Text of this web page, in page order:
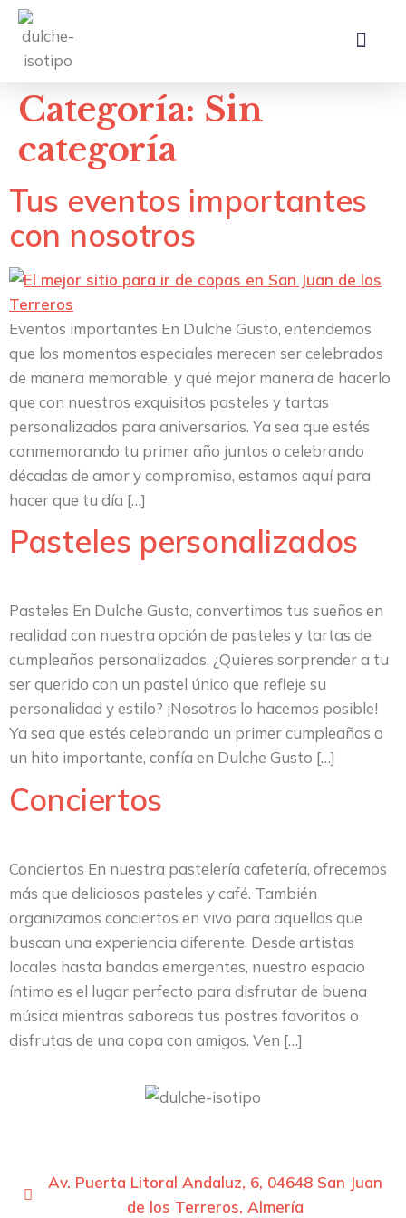
Categoría: Sin
categoría
Tus eventos importantes
con nosotros
Eventos importantes En Dulche Gusto, entendemos
que los momentos especiales merecen ser celebrados
de manera memorable, y qué mejor manera de hacerlo
que con nuestros exquisitos pasteles y tartas
personalizados para aniversarios. Ya sea que estés
conmemorando tu primer año juntos o celebrando
décadas de amor y compromiso, estamos aquí para
hacer que tu día […]
Pasteles personalizados
Pasteles En Dulche Gusto, convertimos tus sueños en
realidad con nuestra opción de pasteles y tartas de
cumpleaños personalizados. ¿Quieres sorprender a tu
ser querido con un pastel único que refleje su
personalidad y estilo? ¡Nosotros lo hacemos posible!
Ya sea que estés celebrando un primer cumpleaños o
un hito importante, confía en Dulche Gusto […]
Conciertos
Conciertos En nuestra pastelería cafetería, ofrecemos
más que deliciosos pasteles y café. También
organizamos conciertos en vivo para aquellos que
buscan una experiencia diferente. Desde artistas
locales hasta bandas emergentes, nuestro espacio
íntimo es el lugar perfecto para disfrutar de buena
música mientras saboreas tus postres favoritos o
disfrutas de una copa con amigos. Ven […]
Av. Puerta Litoral Andaluz, 6, 04648 San Juan
de los Terreros, Almería